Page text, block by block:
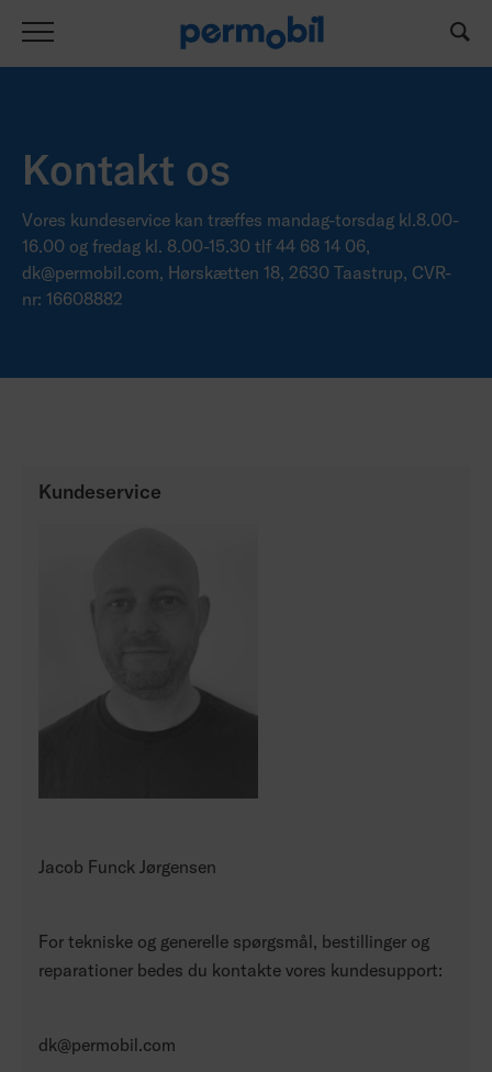
Kontakt os
Vores kundeservice kan træffes mandag-torsdag kl.8.00-
16.00 og fredag kl. 8.00-15.30 tlf 44 68 14 06,
dk@permobil.com, Hørskætten 18, 2630 Taastrup, CVR-
nr: 16608882
Kundeservice
Jacob Funck Jørgensen
For tekniske og generelle spørgsmål, bestillinger og
reparationer bedes du kontakte vores kundesupport:
dk@permobil.com